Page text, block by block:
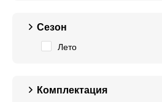
Сезон
Лето
Комплектация